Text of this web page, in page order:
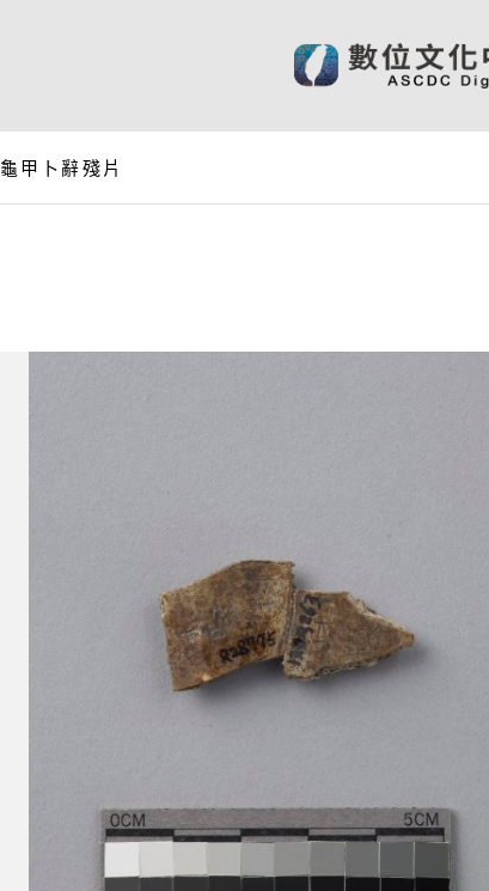
龜甲卜辭殘片